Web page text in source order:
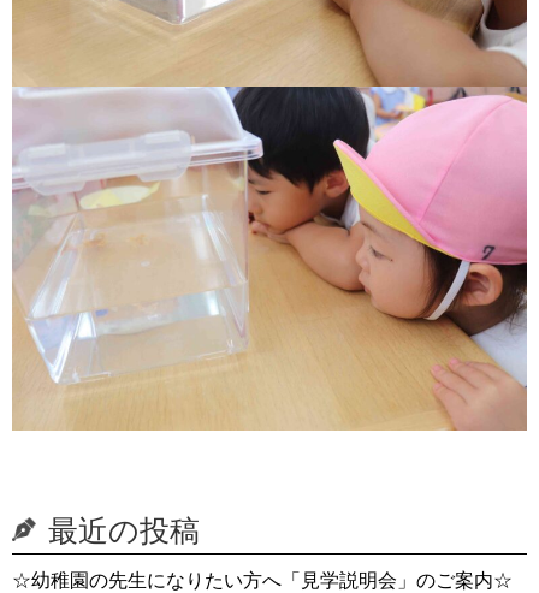
最近の投稿
☆幼稚園の先生になりたい方へ「見学説明会」のご案内☆